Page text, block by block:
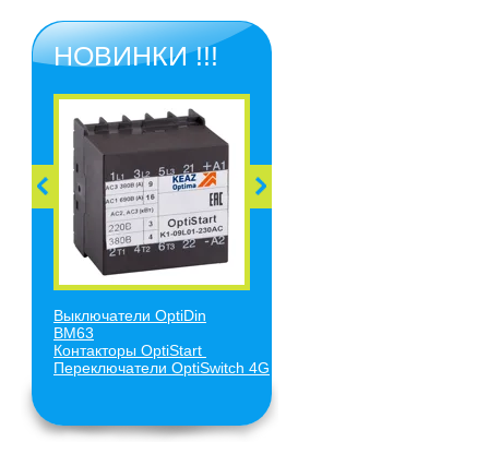
НОВИНКИ !!!
Выключатели OptiDin
BM63
Контакторы OptiStart
Переключатели OptiSwitch 4G